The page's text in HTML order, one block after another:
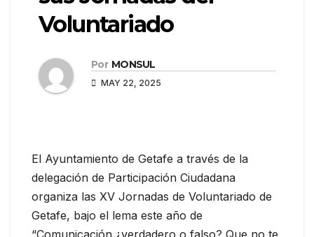
Voluntariado
Por MONSUL
MAY 22, 2025
El Ayuntamiento de Getafe a través de la
delegación de Participación Ciudadana
organiza las XV Jornadas de Voluntariado de
Getafe, bajo el lema este año de
“Comunicación ¿verdadero o falso? Que no te